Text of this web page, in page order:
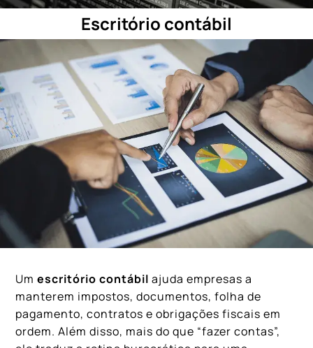
Escritório contábil
Umescritório contábil ajuda empresas a
manterem impostos, documentos, folha de
pagamento, contratos e obrigações fiscais em
ordem. Além disso, mais do que “fazer contas”,